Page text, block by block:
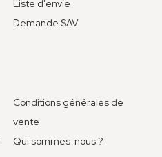
Liste d'envie
Demande SAV
Conditions générales de
vente
Qui sommes-nous ?